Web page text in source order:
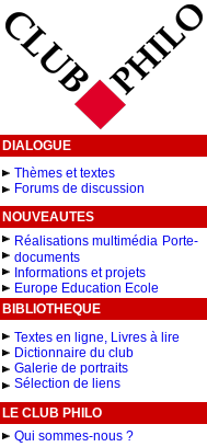
DIALOGUE
Thèmes et textes
Forums de discussion
NOUVEAUTES
Réalisations multimédia Porte-
documents
Informations et projets
Europe Education Ecole
BIBLIOTHEQUE
Textes en ligne, Livres à lire
Dictionnaire du club
Galerie de portraits
Sélection de liens
LE CLUB PHILO
Qui sommes-nous ?